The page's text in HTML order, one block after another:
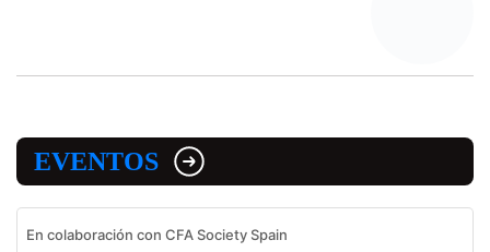
EVENTOS
En colaboración con CFA Society Spain